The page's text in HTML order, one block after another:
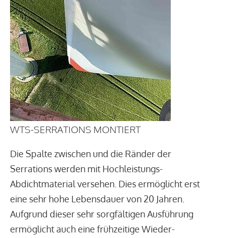
WTS-SERRATIONS MONTIERT
Die Spalte zwischen und die Ränder der
Serrations werden mit Hochleistungs-
Abdichtmaterial versehen. Dies ermöglicht erst
eine sehr hohe Lebensdauer von 20 Jahren.
Aufgrund dieser sehr sorgfältigen Ausführung
ermöglicht auch eine frühzeitige Wieder-